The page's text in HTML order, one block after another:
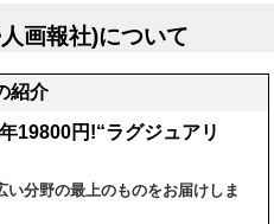
画報社)について
紹介
19800円!“ラグジュアリ
分野の最上のものをお届けしま